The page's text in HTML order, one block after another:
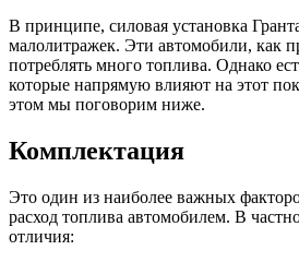
В принципе, силовая установка
малолитражек. Эти автомобили, как
потреблять много топлива. Однако
которые напрямую влияют на этот
этом мы поговорим ниже.
Комплектация
Это один из наиболее важных
расход топлива автомобилем. В
отличия: